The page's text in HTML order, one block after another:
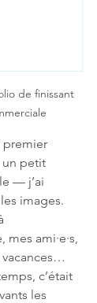
de finissant
premier
petit
— j’ai
images.
ami·e·s,
vacances…
c’était
les